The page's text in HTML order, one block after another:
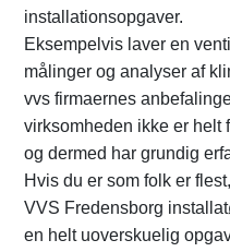
installationsopgaver.
Eksempelvis laver en
målinger og analyser af
vvs firmaernes
virksomheden ikke er helt
og dermed har grundig
Hvis du er som folk er
VVS Fredensborg
en helt uoverskuelig